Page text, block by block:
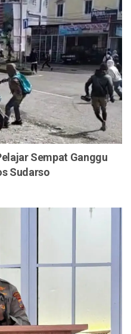
Sempat Ganggu
Sudarso